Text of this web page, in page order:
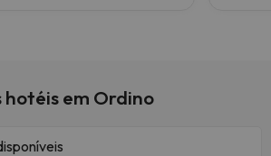
hotéis em Ordino